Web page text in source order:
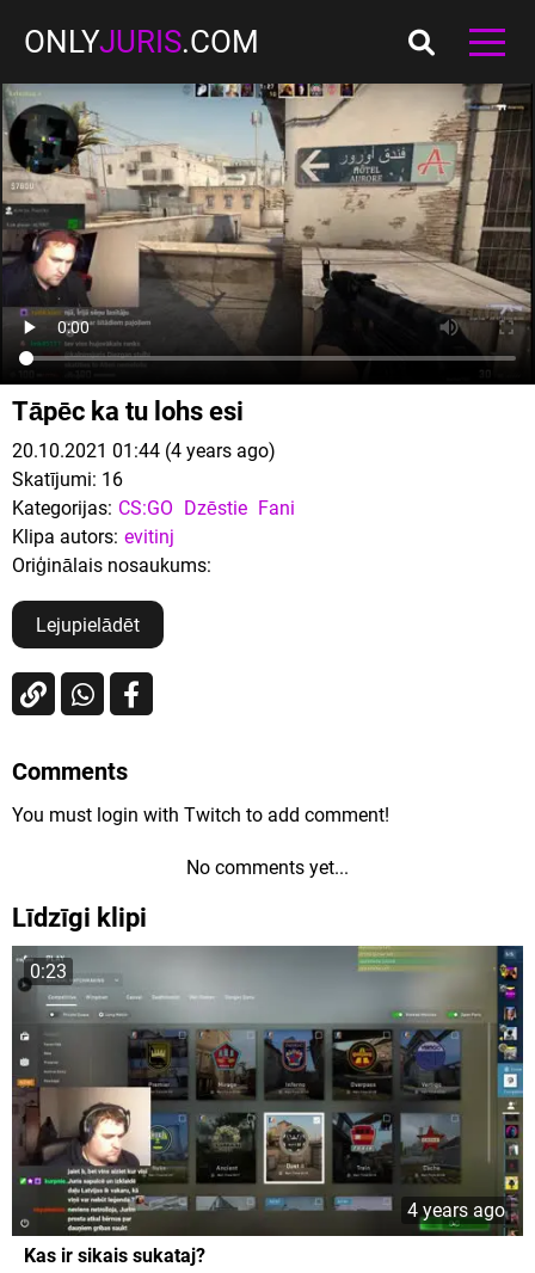
ONLYJURIS.COM
Tāpēc ka tu lohs esi
20.10.2021 01:44 (4 years ago)
Skatījumi: 16
Kategorijas: CS:GO Dzēstie Fani
Klipa autors: evitinj
Oriģinālais nosaukums:
Lejupielādēt
Comments
You must login with Twitch to add comment!
No comments yet...
Līdzīgi klipi
0:23
4 years ago
Kas ir sikais sukataj?